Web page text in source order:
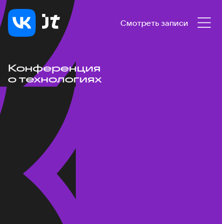
Смотреть записи
Конференция
о технологиях